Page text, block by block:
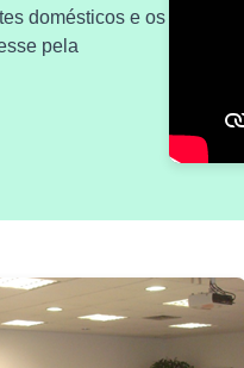
domésticos e os
pela